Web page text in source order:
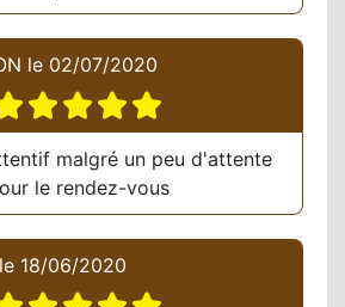
le 02/07/2020
malgré un peu d'attente
le rendez-vous
le 18/06/2020